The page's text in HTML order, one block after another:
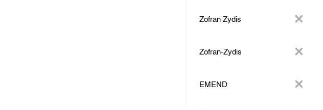
Zofran Zydis
Zofran-Zydis
EMEND